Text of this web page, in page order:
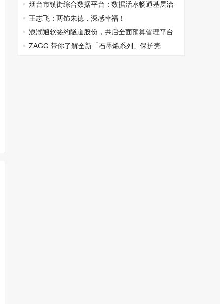
—东盟商务与投资峰会即将启幕
烟台市镇街综合数据平台：数据活水畅通基层治
理大动脉
王志飞：两饰朱德，深感幸福！
浪潮通软签约隧道股份，共启全面预算管理平台
数智升级
ZAGG 带你了解全新「石墨烯系列」保护壳